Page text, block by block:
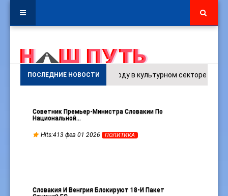
ПОСЛЕДНИЕ НОВОСТИ
В 2025 году в культурном секторе ЕС было
Советник Премьер-Министра Словакии По
Национальной…
Hits:413 фев 01 2026 ПОЛИТИКА
Словакия И Венгрия Блокируют 18-Й Пакет